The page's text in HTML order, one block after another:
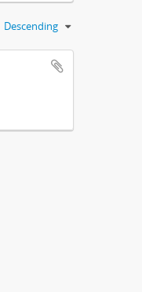
Descending